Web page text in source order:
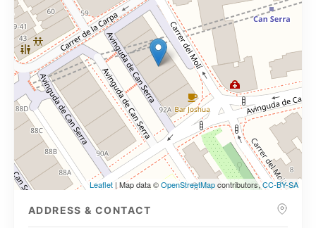
Leaflet | Map data ©OpenStreetMapcontributors,CC-BY-SA
ADDRESS & CONTACT